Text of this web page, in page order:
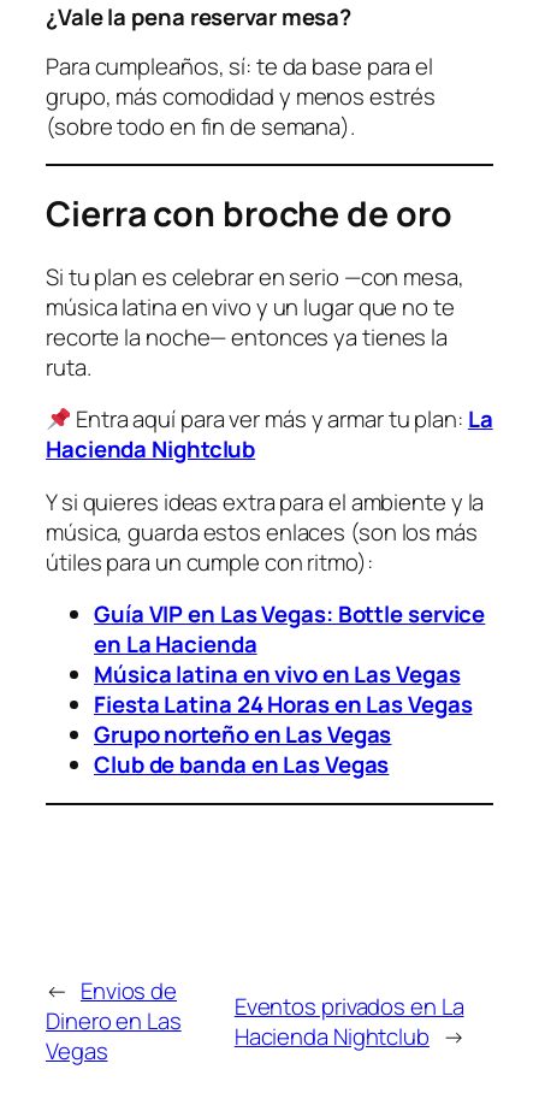
¿Vale la pena reservar mesa?
Para cumpleaños, sí: te da base para el
grupo, más comodidad y menos estrés
(sobre todo en fin de semana).
Cierra con broche de oro
Si tu plan es celebrar en serio —con mesa,
música latina en vivo y un lugar que no te
recorte la noche— entonces ya tienes la
ruta.
Entra aquí para ver más y armar tu plan: La
Hacienda Nightclub
Y si quieres ideas extra para el ambiente y la
música, guarda estos enlaces (son los más
útiles para un cumple con ritmo):
Guía VIP en Las Vegas: Bottle service
en La Hacienda
Música latina en vivo en Las Vegas
Fiesta Latina 24 Horas en Las Vegas
Grupo norteño en Las Vegas
Club de banda en Las Vegas
← Envios de
Dinero en Las
Vegas
Eventos privados en La
Hacienda Nightclub →